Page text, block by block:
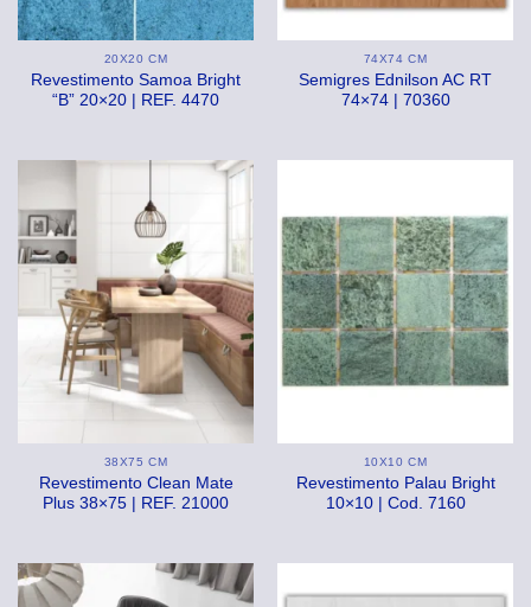
20X20 CM
Revestimento Samoa Bright
“B” 20×20 | REF. 4470
74X74 CM
Semigres Ednilson AC RT
74×74 | 70360
38X75 CM
Revestimento Clean Mate
Plus 38×75 | REF. 21000
10X10 CM
Revestimento Palau Bright
10×10 | Cod. 7160